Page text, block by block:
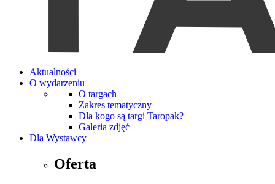
Aktualności
O wydarzeniu
O targach
Zakres tematyczny
Dla kogo są targi Taropak?
Galeria zdjęć
Dla Wystawcy
Oferta